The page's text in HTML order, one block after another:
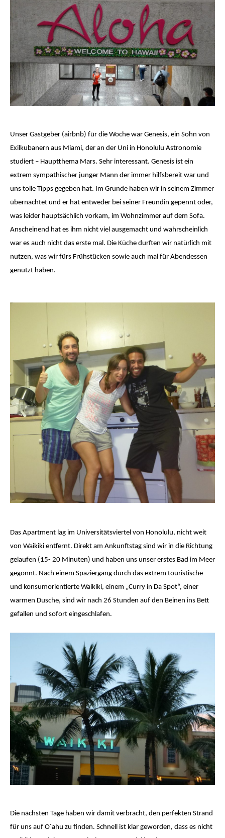
Unser Gastgeber (airbnb) für die Woche war Genesis, ein Sohn von
Exilkubanern aus Miami, der an der Uni in Honolulu Astronomie
studiert – Hauptthema Mars. Sehr interessant. Genesis ist ein
extrem sympathischer junger Mann der immer hilfsbereit war und
uns tolle Tipps gegeben hat. Im Grunde haben wir in seinem Zimmer
übernachtet und er hat entweder bei seiner Freundin gepennt oder,
was leider hauptsächlich vorkam, im Wohnzimmer auf dem Sofa.
Anscheinend hat es ihm nicht viel ausgemacht und wahrscheinlich
war es auch nicht das erste mal. Die Küche durften wir natürlich mit
nutzen, was wir fürs Frühstücken sowie auch mal für Abendessen
genutzt haben.
Das Apartment lag im Universitätsviertel von Honolulu, nicht weit
von Waikiki entfernt. Direkt am Ankunftstag sind wir in die Richtung
gelaufen (15- 20 Minuten) und haben uns unser erstes Bad im Meer
gegönnt. Nach einem Spaziergang durch das extrem touristische
und konsumorientierte Waikiki, einem „Curry in Da Spot“, einer
warmen Dusche, sind wir nach 26 Stunden auf den Beinen ins Bett
gefallen und sofort eingeschlafen.
Die nächsten Tage haben wir damit verbracht, den perfekten Strand
für uns auf O´ahu zu finden. Schnell ist klar geworden, dass es nicht